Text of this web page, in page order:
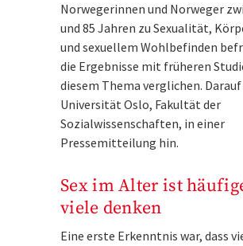
Norwegerinnen und Norweger
und 85 Jahren zu Sexualität,
und sexuellem Wohlbefinden
die Ergebnisse mit früheren
diesem Thema verglichen.
Universität Oslo, Fakultät der
Sozialwissenschaften, in einer
Pressemitteilung hin.
Sex im Alter ist
viele denken
Eine erste Erkenntnis war, dass